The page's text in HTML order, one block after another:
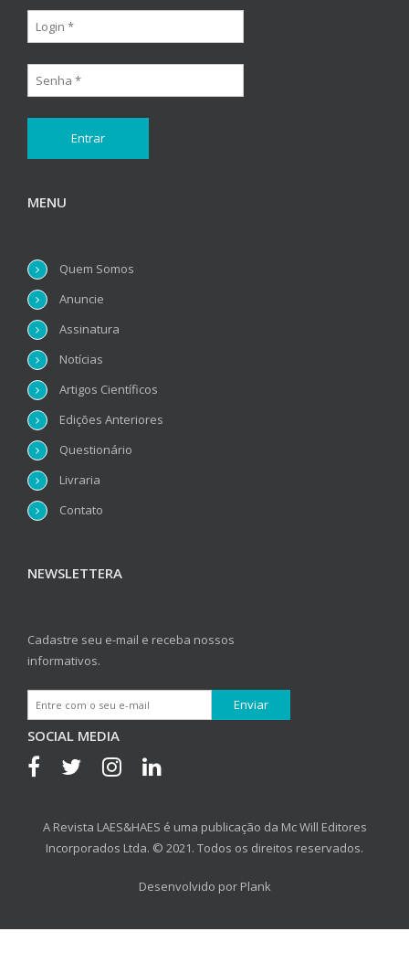
MENU
Quem Somos
Anuncie
Assinatura
Notícias
Artigos Científicos
Edições Anteriores
Questionário
Livraria
Contato
NEWSLETTERA
Cadastre seu e-mail e receba nossos
informativos.
SOCIAL MEDIA
A Revista LAES&HAES é uma publicação da Mc Will Editores
Incorporados Ltda. © 2021. Todos os direitos reservados.
Desenvolvido por Plank